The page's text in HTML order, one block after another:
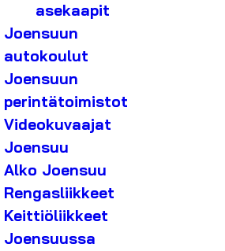
asekaapit
Joensuun
autokoulut
Joensuun
perintätoimistot
Videokuvaajat
Joensuu
Alko Joensuu
Rengasliikkeet
Keittiöliikkeet
Joensuussa